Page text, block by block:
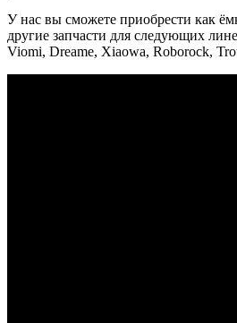
У нас вы сможете приобрести как
другие запчасти для следующих
Viomi, Dreame, Xiaowa, Roborock,